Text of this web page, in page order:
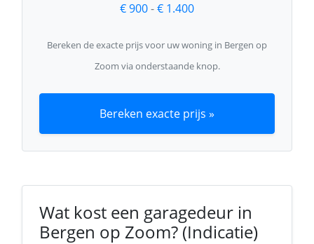
€ 900-€ 1.400
Bereken de exacte prijs voor uw woning in Bergen op
Zoom via onderstaande knop.
Bereken exacte prijs »
Wat kost een garagedeur in
Bergen op Zoom? (Indicatie)